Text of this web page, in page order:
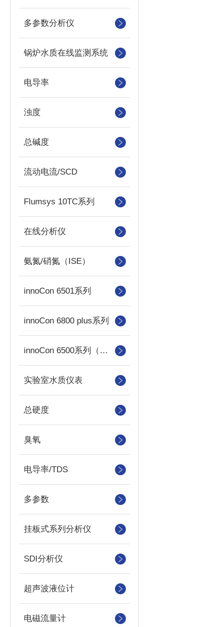
多参数分析仪
锅炉水质在线监测系统
电导率
浊度
总碱度
流动电流/SCD
Flumsys 10TC系列
在线分析仪
氨氮/硝氮（ISE）
innoCon 6501系列
innoCon 6800 plus系列
innoCon 6500系列（已停产）
实验室水质仪表
总硬度
臭氧
电导率/TDS
多参数
挂板式系列分析仪
SDI分析仪
超声波液位计
电磁流量计